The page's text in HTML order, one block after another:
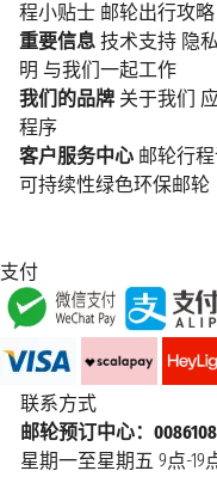
程小贴士 邮轮出行攻略
重要信息 技术支持 隐
明 与我们一起工作
我们的品牌 关于我们
程序
客户服务中心 邮轮行
可持续性绿色环保邮轮
支付
联系方式
邮轮预订中心：
星期一至星期五 9点-19